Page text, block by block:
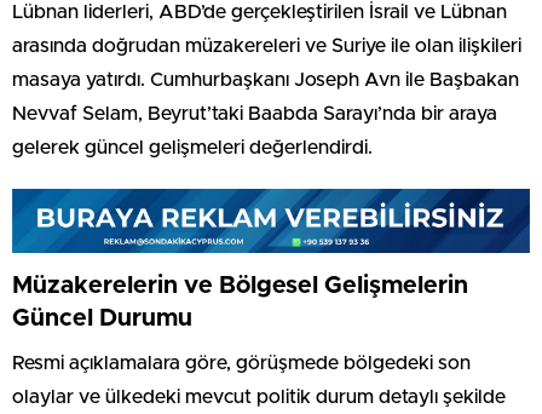
Lübnan liderleri, ABD’de gerçekleştirilen İsrail ve Lübnan
arasında doğrudan müzakereleri ve Suriye ile olan ilişkileri
masaya yatırdı. Cumhurbaşkanı Joseph Avn ile Başbakan
Nevvaf Selam, Beyrut’taki Baabda Sarayı’nda bir araya
gelerek güncel gelişmeleri değerlendirdi.
Müzakerelerin ve Bölgesel Gelişmelerin
Güncel Durumu
Resmi açıklamalara göre, görüşmede bölgedeki son
olaylar ve ülkedeki mevcut politik durum detaylı şekilde